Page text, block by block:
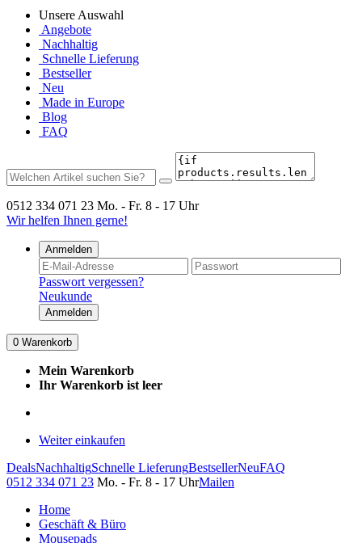
Unsere Auswahl
Angebote
Nachhaltig
Schnelle Lieferung
Bestseller
Neu
Made in Europe
Blog
FAQ
0512 334 071 23 Mo. - Fr. 8 - 17 Uhr
Wir helfen Ihnen gerne!
Anmelden
Passwort vergessen?
Neukunde
Anmelden
0 Warenkorb
Mein Warenkorb
Ihr Warenkorb ist leer
Weiter einkaufen
DealsNachhaltigSchnelle LieferungBestsellerNeuFAQ
0512 334 071 23 Mo. - Fr. 8 - 17 UhrMailen
Home
Geschäft & Büro
Mousepads